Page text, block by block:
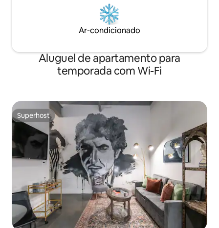
Ar-condicionado
Aluguel de apartamento para
temporada com Wi-Fi
Superhost
Superhost